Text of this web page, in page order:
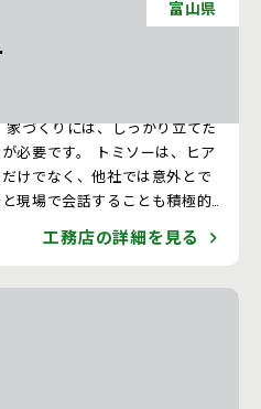
富山県
必要です。 トミソーは、ヒア
けでなく、他社では意外とで
現場で会話することも積極的
でいられる家」の実現をお手
工務店の詳細を見る